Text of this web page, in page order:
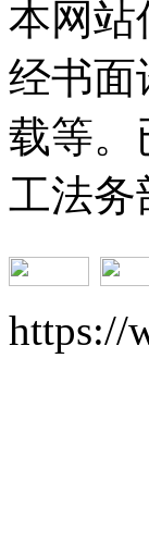
本网站
经书面
载等。
工法务
https://